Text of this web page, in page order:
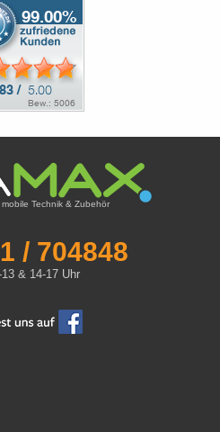
Technik & Zubehör
/ 704848
& 14-17 Uhr